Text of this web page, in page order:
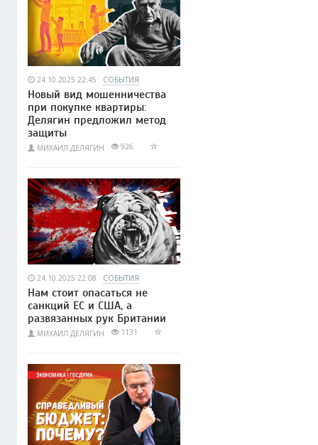
24.10.2025 22:45 СОБЫТИЯ
Новый вид мошенничества
при покупке квартиры:
Делягин предложил метод
защиты
МИХАИЛ ДЕЛЯГИН 926
24.10.2025 22:08 СОБЫТИЯ
Нам стоит опасаться не
санкций ЕС и США, а
развязанных рук Британии
МИХАИЛ ДЕЛЯГИН 1131